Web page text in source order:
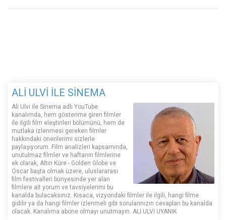
ALİ ULVİ İLE SİNEMA
Ali Ulvi ile Sinema adlı YouTube
kanalımda, hem gösterime giren filmler
ile ilgili film eleştirileri bölümünü, hem de
mutlaka izlenmesi gereken filmler
hakkındaki önerilerimi sizlerle
paylaşıyorum. Film analizleri kapsamında,
unutulmaz filmler ve haftanın filmlerine
ek olarak, Altın Küre - Golden Globe ve
Oscar başta olmak üzere, uluslararası
film festivalleri bünyesinde yer alan
filmlere ait yorum ve tavsiyelerimi bu
kanalda bulacaksınız. Kısaca, vizyondaki filmler ile ilgili, hangi filme
gidilir ya da hangi filmler izlenmeli gibi sorularınızın cevapları bu kanalda
olacak. Kanalıma abone olmayı unutmayın. ALİ ULVİ UYANIK